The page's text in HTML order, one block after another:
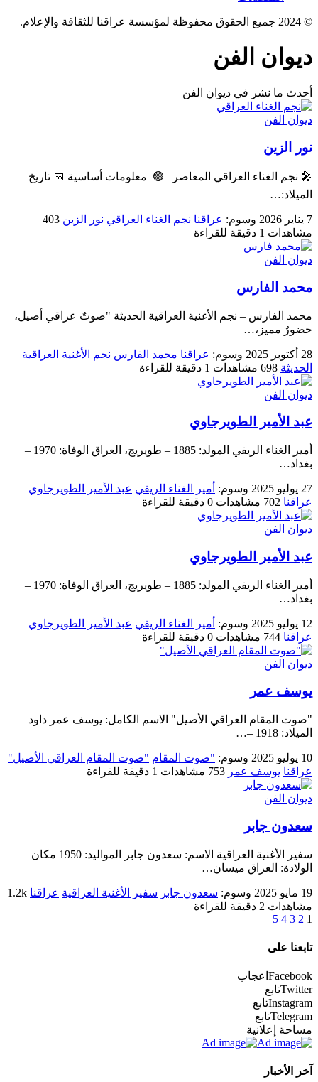
© 2024 جميع الحقوق محفوظة لمؤسسة عراقنا للثقافة والإعلام.
ديوان الفن
أحدث ما نشر في ديوان الفن
ديوان الفن
نور الزين
🎤 نجم الغناء العراقي المعاصر 🟢 معلومات أساسية 📅 تاريخ
الميلاد:…
7 يناير 2026 وسوم: عراقنا نجم الغناء العراقي نور الزين 403
مشاهدات 1 دقيقة للقراءة
ديوان الفن
محمد الفارس
محمد الفارس – نجم الأغنية العراقية الحديثة "صوتٌ عراقي أصيل،
حضورٌ مميز،…
28 أكتوبر 2025 وسوم: عراقنا محمد الفارس نجم الأغنية العراقية
الحديثة 698 مشاهدات 1 دقيقة للقراءة
ديوان الفن
عبد الأمير الطويرجاوي
أمير الغناء الريفي المولد: 1885 – طويريج، العراق الوفاة: 1970 –
بغداد…
27 يوليو 2025 وسوم: أمير الغناء الريفي عبد الأمير الطويرجاوي
عراقنا 702 مشاهدات 0 دقيقة للقراءة
ديوان الفن
عبد الأمير الطويرجاوي
أمير الغناء الريفي المولد: 1885 – طويريج، العراق الوفاة: 1970 –
بغداد…
12 يوليو 2025 وسوم: أمير الغناء الريفي عبد الأمير الطويرجاوي
عراقنا 744 مشاهدات 0 دقيقة للقراءة
ديوان الفن
يوسف عمر
"صوت المقام العراقي الأصيل" الاسم الكامل: يوسف عمر داود
الميلاد: 1918 –…
10 يوليو 2025 وسوم: "صوت المقام "صوت المقام العراقي الأصيل"
عراقنا يوسف عمر 753 مشاهدات 1 دقيقة للقراءة
ديوان الفن
سعدون جابر
سفير الأغنية العراقية الاسم: سعدون جابر المواليد: 1950 مكان
الولادة: العراق ميسان…
19 مايو 2025 وسوم: سعدون جابر سفير الأغنية العراقية عراقنا 1.2k
مشاهدات 2 دقيقة للقراءة
1
2
3
4
5
تابعنا على
Facebook اعجاب
Twitterتابع
Instagramتابع
Telegramتابع
مساحة إعلانية
آخر الأخبار